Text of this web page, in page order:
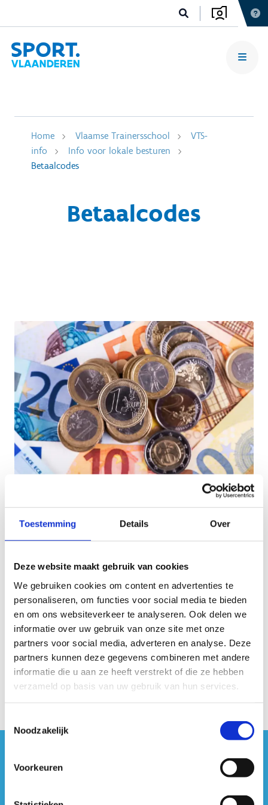
Toestemming Details Over
Deze website maakt gebruik van cookies
We gebruiken cookies om content en advertenties te
personaliseren, om functies voor social media te bieden
en om ons websiteverkeer te analyseren. Ook delen we
informatie over uw gebruik van onze site met onze
partners voor social media, adverteren en analyse. Deze
partners kunnen deze gegevens combineren met andere
informatie die u aan ze heeft verstrekt of die ze hebben
verzameld op basis van uw gebruik van hun services.
Noodzakelijk
Voorkeuren
Home Vlaamse Trainersschool
VTS-
info
Info voor lokale besturen
Betaalcodes
Betaalcodes
Wil je als lokaal bestuur je trainers een
bijscholing naar keuze kunnen volgen bij
Meer info? Neem vrijblijvend contact op
viadirk.vanhuffel@sport.vlaanderen.
#sportersbelevenmeer